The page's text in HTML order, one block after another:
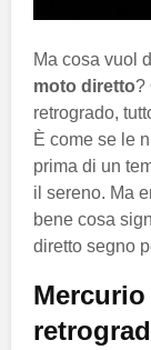
Ma cosa vuol
moto diretto?
retrogrado,
È come se le
prima di un
il sereno. Ma
bene cosa
diretto segno